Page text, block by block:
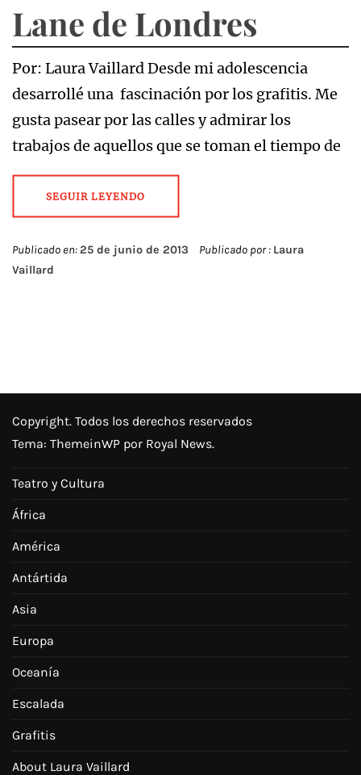
Lane de Londres
Por: Laura Vaillard Desde mi adolescencia
desarrollé una fascinación por los grafitis. Me
gusta pasear por las calles y admirar los
trabajos de aquellos que se toman el tiempo de
SEGUIR LEYENDO
Publicado en:25 de junio de 2013 Publicado por : Laura
Vaillard
Copyright. Todos los derechos reservados
Tema: ThemeinWP por Royal News.
Teatro y Cultura
África
América
Antártida
Asia
Europa
Oceanía
Escalada
Grafitis
About Laura Vaillard